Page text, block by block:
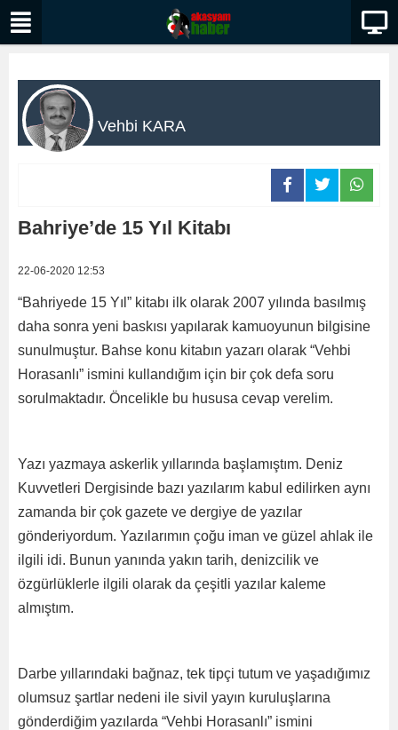
Vehbi KARA
Bahriye’de 15 Yıl Kitabı
22-06-2020 12:53
“Bahriyede 15 Yıl” kitabı ilk olarak 2007 yılında basılmış
daha sonra yeni baskısı yapılarak kamuoyunun bilgisine
sunulmuştur. Bahse konu kitabın yazarı olarak “Vehbi
Horasanlı” ismini kullandığım için bir çok defa soru
sorulmaktadır. Öncelikle bu hususa cevap verelim.
Yazı yazmaya askerlik yıllarında başlamıştım. Deniz
Kuvvetleri Dergisinde bazı yazılarım kabul edilirken aynı
zamanda bir çok gazete ve dergiye de yazılar
gönderiyordum. Yazılarımın çoğu iman ve güzel ahlak ile
ilgili idi. Bunun yanında yakın tarih, denizcilik ve
özgürlüklerle ilgili olarak da çeşitli yazılar kaleme
almıştım.
Darbe yıllarındaki bağnaz, tek tipçi tutum ve yaşadığımız
olumsuz şartlar nedeni ile sivil yayın kuruluşlarına
gönderdiğim yazılarda “Vehbi Horasanlı” ismini